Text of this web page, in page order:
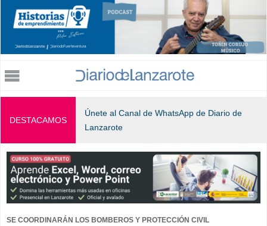
Jump to navigation
DESTACAMOS
Únete al Canal de WhatsApp de Diario de
Lanzarote
SE COORDINARÁN LOS BOMBEROS Y PROTECCIÓN CIVIL